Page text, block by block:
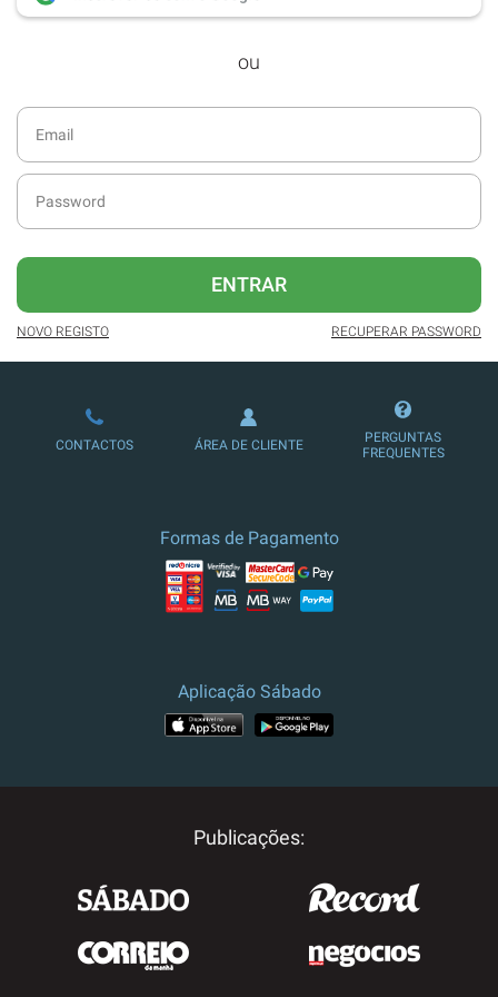
desde dezembro de 2016.
Acesso ao formato digital da SÁBADO
SÁBADO.
diário da atualidade.
publicidade reduzida e não invasiva
no site.
Possibilidade de ler e/ou ouvir artigos.
Ofertas e descontos em produtos,
serviços, eventos desportivos e
ou
ENTRAR
NOVO REGISTO RECUPERAR PASSWORD
CONTACTOS ÁREA DE CLIENTE
PERGUNTAS
FREQUENTES
Formas de Pagamento
Aplicação Sábado
Publicações: